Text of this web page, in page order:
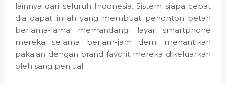
lainnya dari seluruh Indonesia. Sistem siapa cepat
dia dapat inilah yang membuat penonton betah
berlama-lama memandangi layar smartphone
mereka selama berjam-jam demi menantikan
pakaian dengan brand favorit mereka dikeluarkan
oleh sang penjual.